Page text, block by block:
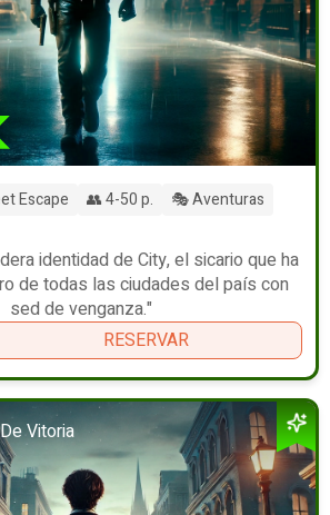
Escape 👥 4-50 p.
🎭 Aventuras
identidad de City, el sicario que ha
de todas las ciudades del país con
sed de venganza."
RESERVAR
Vitoria